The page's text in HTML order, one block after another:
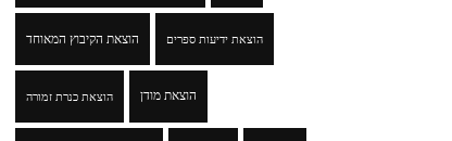
הוצאת הקיבוץ המאוחד הוצאת ידיעות ספרים
הוצאת כנרת זמורה הוצאת מודן